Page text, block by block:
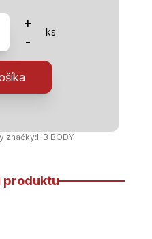
+
-
ks
značky:HB BODY
produktu